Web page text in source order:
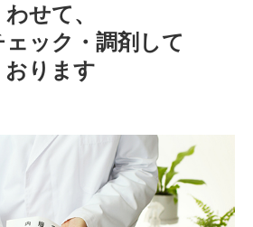
わせて、
ック・調剤して
おります